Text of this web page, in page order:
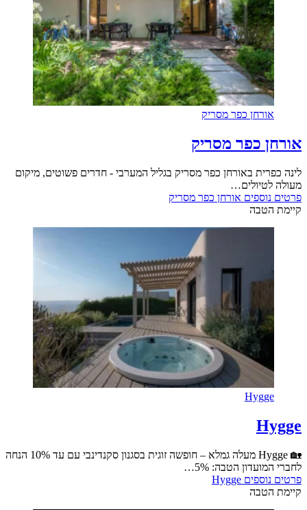
אורחן כפר מסריק
אורחן כפר מסריק
לינה כפרית באורחן כפר מסריק בגליל המערבי - חדרים פשוטים, מיקום
מעולה לטיולים…
פרטים נוספים אורחן כפר מסריק
קיימת הטבה
Hygge
Hygge
🏡 Hygge מעלה גמלא – חופשה זוגית בסגנון סקנדינבי עם עד 10% הנחה
לחברי המועדון הטבה: 5%…
פרטים נוספים Hygge
קיימת הטבה